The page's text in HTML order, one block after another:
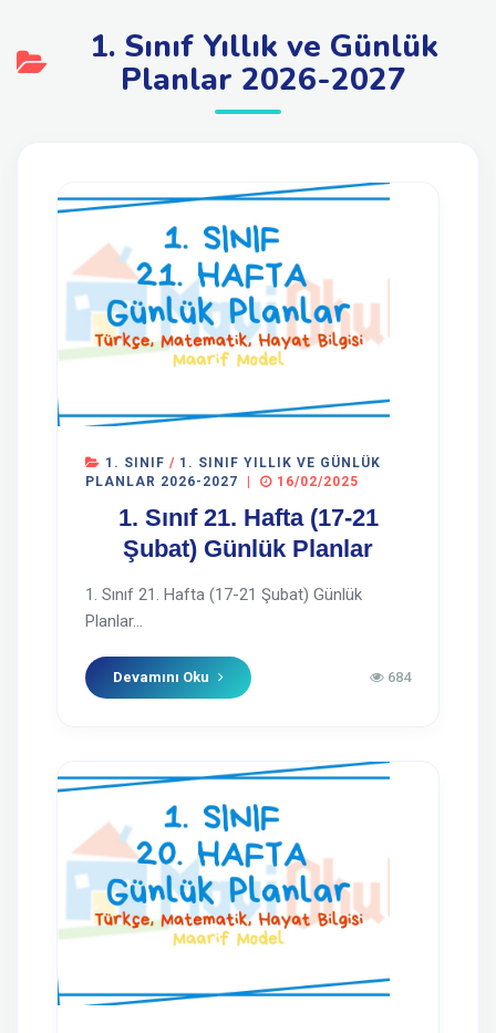
1. Sınıf Yıllık ve Günlük
Planlar 2026-2027
1. SINIF / 1. SINIF YILLIK VE GÜNLÜK
PLANLAR 2026-2027
16/02/2025
1. Sınıf 21. Hafta (17-21
Şubat) Günlük Planlar
1. Sınıf 21. Hafta (17-21 Şubat) Günlük
Planlar...
Devamını Oku 684